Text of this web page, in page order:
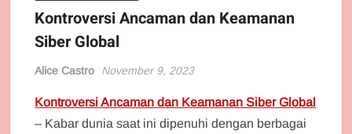
Kontroversi Ancaman dan Keamanan
Siber Global
Alice Castro November 9, 2023
Kontroversi Ancaman dan Keamanan Siber Global
– Kabar dunia saat ini dipenuhi dengan berbagai